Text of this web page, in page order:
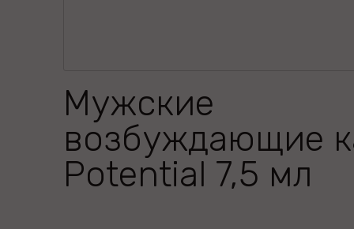
Мужские
возбуждающие
Potential 7,5 мл